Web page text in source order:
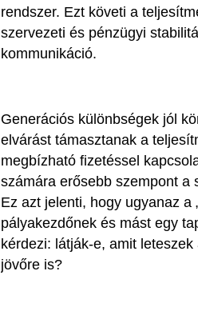
rendszer. Ezt követi a
szervezeti és pénzügyi
kommunikáció.
Generációs különbségek jól
elvárást támasztanak a
megbízható fizetéssel
számára erősebb szempont a
Ez azt jelenti, hogy ugyanaz a
pályakezdőnek és mást egy
kérdezi: látják-e, amit
jövőre is?